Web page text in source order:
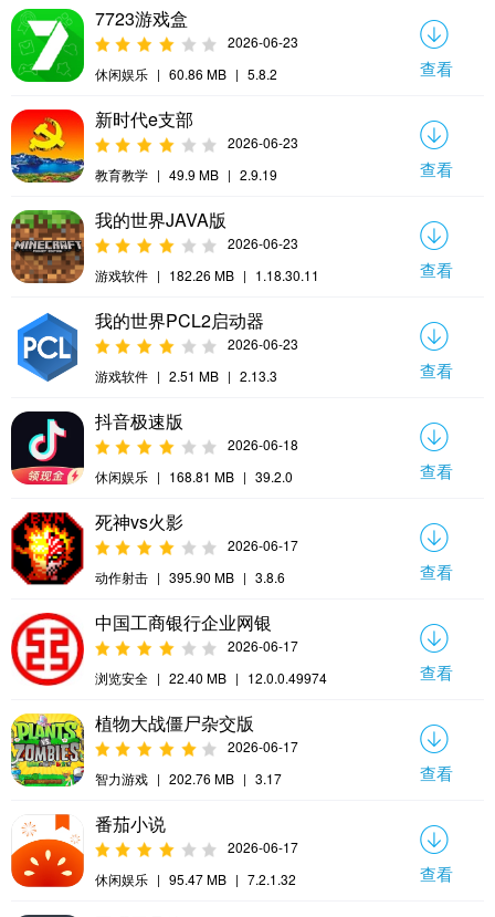
7723游戏盒
2026-06-23
休闲娱乐 | 60.86 MB | 5.8.2 查看
新时代e支部
2026-06-23
教育教学 | 49.9 MB | 2.9.19 查看
我的世界JAVA版
2026-06-23
游戏软件 | 182.26 MB | 1.18.30.11 查看
我的世界PCL2启动器
2026-06-23
游戏软件 | 2.51 MB | 2.13.3 查看
抖音极速版
2026-06-18
休闲娱乐 | 168.81 MB | 39.2.0 查看
死神vs火影
2026-06-17
动作射击 | 395.90 MB | 3.8.6 查看
中国工商银行企业网银
2026-06-17
浏览安全 | 22.40 MB | 12.0.0.49974 查看
植物大战僵尸杂交版
2026-06-17
智力游戏 | 202.76 MB | 3.17 查看
番茄小说
2026-06-17
休闲娱乐 | 95.47 MB | 7.2.1.32 查看